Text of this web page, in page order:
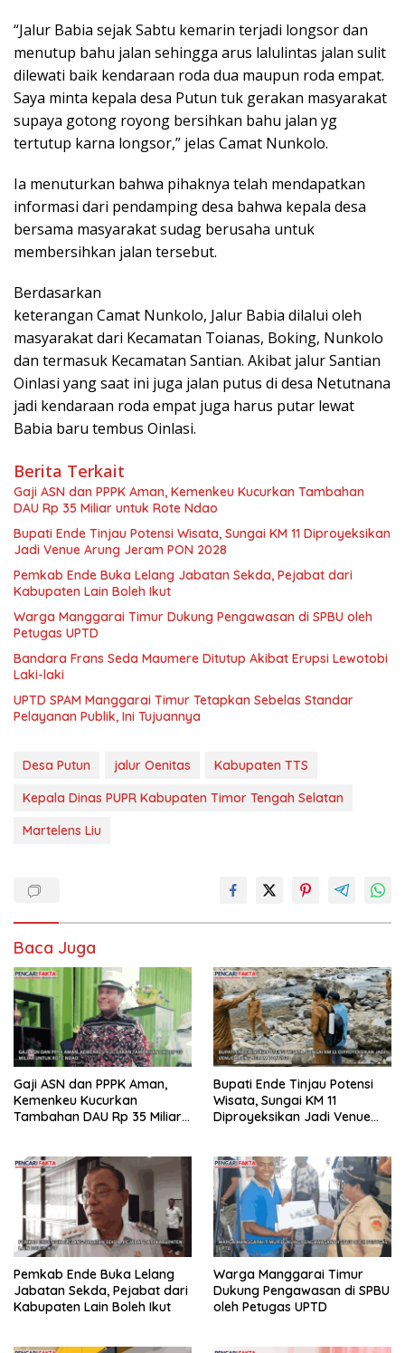
“Jalur Babia sejak Sabtu kemarin terjadi longsor dan
menutup bahu jalan sehingga arus lalulintas jalan sulit
dilewati baik kendaraan roda dua maupun roda empat.
Saya minta kepala desa Putun tuk gerakan masyarakat
supaya gotong royong bersihkan bahu jalan yg
tertutup karna longsor,” jelas Camat Nunkolo.
Ia menuturkan bahwa pihaknya telah mendapatkan
informasi dari pendamping desa bahwa kepala desa
bersama masyarakat sudag berusaha untuk
membersihkan jalan tersebut.
Berdasarkan
keterangan Camat Nunkolo, Jalur Babia dilalui oleh
masyarakat dari Kecamatan Toianas, Boking, Nunkolo
dan termasuk Kecamatan Santian. Akibat jalur Santian
Oinlasi yang saat ini juga jalan putus di desa Netutnana
jadi kendaraan roda empat juga harus putar lewat
Babia baru tembus Oinlasi.
Berita Terkait
Gaji ASN dan PPPK Aman, Kemenkeu Kucurkan Tambahan
DAU Rp 35 Miliar untuk Rote Ndao
Bupati Ende Tinjau Potensi Wisata, Sungai KM 11 Diproyeksikan
Jadi Venue Arung Jeram PON 2028
Pemkab Ende Buka Lelang Jabatan Sekda, Pejabat dari
Kabupaten Lain Boleh Ikut
Warga Manggarai Timur Dukung Pengawasan di SPBU oleh
Petugas UPTD
Bandara Frans Seda Maumere Ditutup Akibat Erupsi Lewotobi
Laki-laki
UPTD SPAM Manggarai Timur Tetapkan Sebelas Standar
Pelayanan Publik, Ini Tujuannya
Desa Putun jalur Oenitas
Kabupaten TTS
Kepala Dinas PUPR Kabupaten Timor Tengah Selatan
Martelens Liu
Baca Juga
Gaji ASN dan PPPK Aman,
Kemenkeu Kucurkan
Tambahan DAU Rp 35 Miliar
Bupati Ende Tinjau Potensi
Wisata, Sungai KM 11
Diproyeksikan Jadi Venue
Pemkab Ende Buka Lelang
Jabatan Sekda, Pejabat dari
Kabupaten Lain Boleh Ikut
Warga Manggarai Timur
Dukung Pengawasan di SPBU
oleh Petugas UPTD